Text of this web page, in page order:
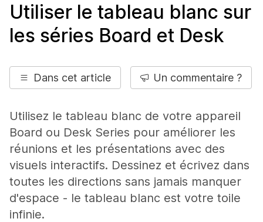
Utiliser le tableau blanc sur
les séries Board et Desk
Dans cet article Un commentaire ?
Utilisez le tableau blanc de votre appareil
Board ou Desk Series pour améliorer les
réunions et les présentations avec des
visuels interactifs. Dessinez et écrivez dans
toutes les directions sans jamais manquer
d'espace - le tableau blanc est votre toile
infinie.